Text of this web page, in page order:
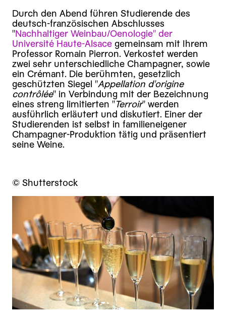
Durch den Abend führen Studierende des
deutsch-französischen Abschlusses
"Nachhaltiger Weinbau/Oenologie" der
Université Haute-Alsace gemeinsam mit Ihrem
Professor Romain Pierron. Verkostet werden
zwei sehr unterschiedliche Champagner, sowie
ein Crémant. Die berühmten, gesetzlich
geschützten Siegel "Appellation d'origine
contrôlée" in Verbindung mit der Bezeichnung
eines streng limitierten "Terroir" werden
ausführlich erläutert und diskutiert. Einer der
Studierenden ist selbst in familieneigener
Champagner-Produktion tätig und präsentiert
seine Weine.
© Shutterstock